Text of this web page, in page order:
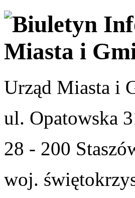
Urząd Miasta i
ul. Opatowska
28 - 200
woj.